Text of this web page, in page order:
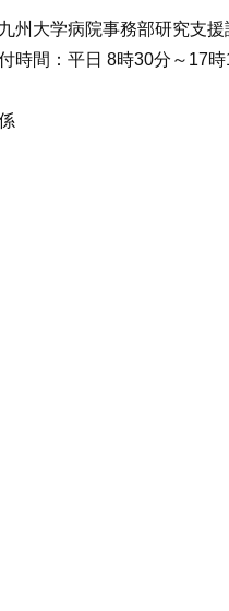
州大学病院事務部研究支
時間：平日 8時30分～17時